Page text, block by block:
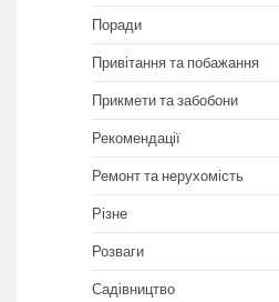
Поради
Привітання та побажання
Прикмети та забобони
Рекомендації
Ремонт та нерухомість
Різне
Розваги
Садівництво